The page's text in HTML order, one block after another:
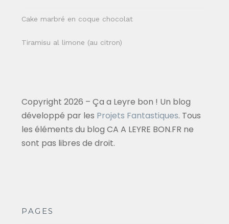
Cake marbré en coque chocolat
Tiramisu al limone (au citron)
Copyright 2026 – Ça a Leyre bon ! Un blog
développé par les Projets Fantastiques. Tous
les éléments du blog CA A LEYRE BON.FR ne
sont pas libres de droit.
PAGES